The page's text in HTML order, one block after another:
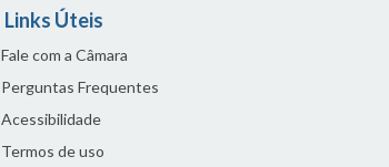
Links Úteis
Fale com a Câmara
Perguntas Frequentes
Acessibilidade
Termos de uso